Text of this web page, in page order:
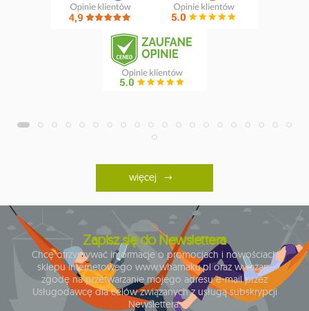
więcej
Zapisz się do Newslettera
Chcę otrzymywać informacje o promocjach i nowościach
sklepu internetowego www.whamaku.pl oraz wyrażam
zgodę na przetwarzanie mojego adresu e-mail przez
Usługodawcę dla celów związanych z usługą subskrypcji
Newslettera.